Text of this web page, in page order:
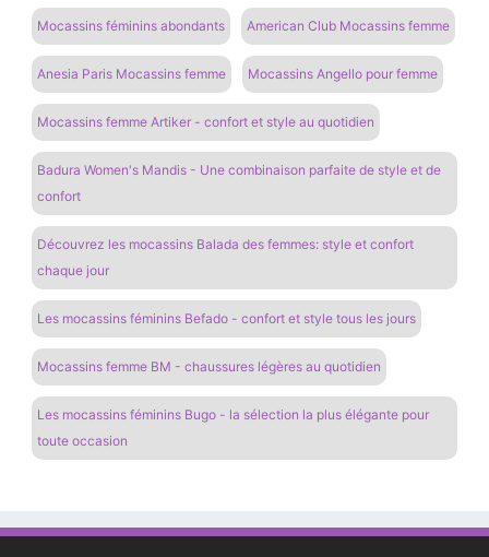
Mocassins féminins abondants American Club Mocassins femme
Anesia Paris Mocassins femme Mocassins Angello pour femme
Mocassins femme Artiker - confort et style au quotidien
Badura Women's Mandis - Une combinaison parfaite de style et de
confort
Découvrez les mocassins Balada des femmes: style et confort
chaque jour
Les mocassins féminins Befado - confort et style tous les jours
Mocassins femme BM - chaussures légères au quotidien
Les mocassins féminins Bugo - la sélection la plus élégante pour
toute occasion